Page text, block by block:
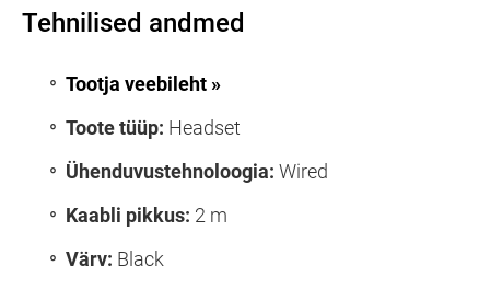
Tehnilised andmed
Tootja veebileht »
Toote tüüp: Headset
Ühenduvustehnoloogia: Wired
Kaabli pikkus: 2 m
Värv: Black